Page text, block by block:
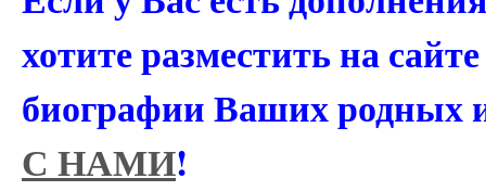
хотите разместить на
биографии Ваших родных
С НАМИ!